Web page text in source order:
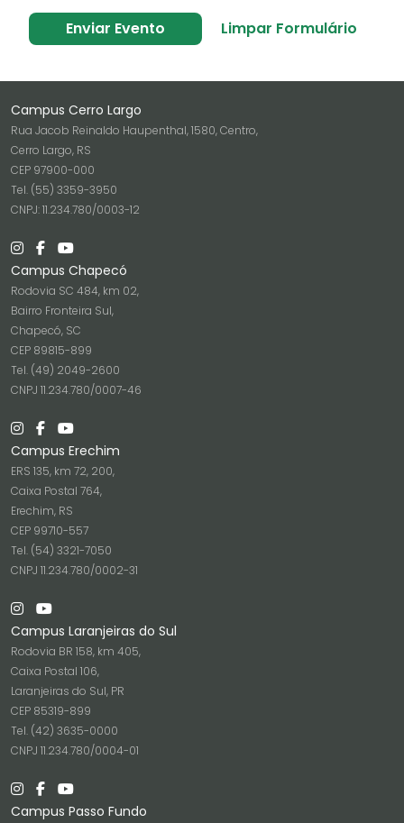
Enviar Evento Limpar Formulário
Campus Cerro Largo
Rua Jacob Reinaldo Haupenthal, 1580, Centro,
Cerro Largo, RS
CEP 97900-000
Tel. (55) 3359-3950
CNPJ: 11.234.780/0003-12
Campus Chapecó
Rodovia SC 484, km 02,
Bairro Fronteira Sul,
Chapecó, SC
CEP 89815-899
Tel. (49) 2049-2600
CNPJ 11.234.780/0007-46
Campus Erechim
ERS 135, km 72, 200,
Caixa Postal 764,
Erechim, RS
CEP 99710-557
Tel. (54) 3321-7050
CNPJ 11.234.780/0002-31
Campus Laranjeiras do Sul
Rodovia BR 158, km 405,
Caixa Postal 106,
Laranjeiras do Sul, PR
CEP 85319-899
Tel. (42) 3635-0000
CNPJ 11.234.780/0004-01
Campus Passo Fundo